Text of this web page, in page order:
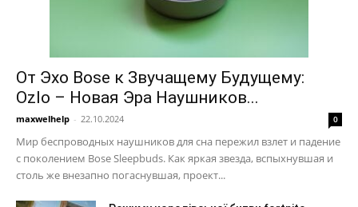
От Эхо Bose к Звучащему Будущему:
Ozlo – Новая Эра Наушников...
maxwelhelp - 22.10.2024 0
Мир беспроводных наушников для сна пережил взлет и падение
с поколением Bose Sleepbuds. Как яркая звезда, вспыхнувшая и
столь же внезапно погаснувшая, проект...